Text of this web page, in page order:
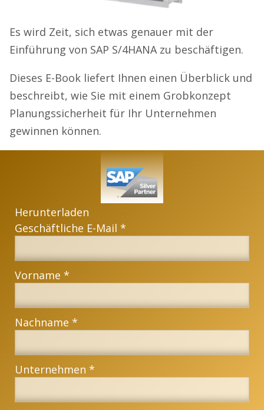
Es wird Zeit, sich etwas genauer mit der
Einführung von SAP S/4HANA zu beschäftigen.
Dieses E-Book liefert Ihnen einen Überblick und
beschreibt, wie Sie mit einem Grobkonzept
Planungssicherheit für Ihr Unternehmen
gewinnen können.
Herunterladen